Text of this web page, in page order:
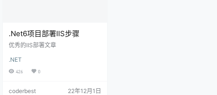
.Net6项目部署IIS步骤
优秀的IIS部署文章
.NET
426 0
coderbest 22年12月1日